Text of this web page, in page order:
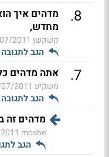
8
.
מדהים איך
מחדש,
קשקשן 10:16
הגב לתגובה
7
. אתה מדהים
משקיע 2011 09:41
הגב לתגובה
מדהים זה
moshe
15:26
הגב